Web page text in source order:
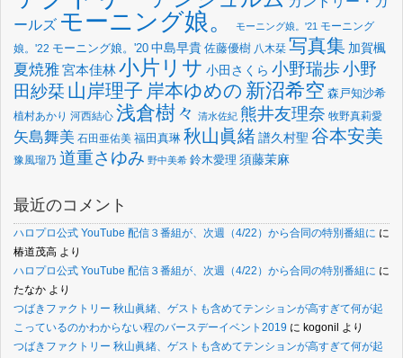
ールズ モーニング娘。 モーニング娘。'21 モーニング
娘。'22 モーニング娘。'20 中島早貴 佐藤優樹 八木栞 写真集 加賀楓
夏焼雅宮本佳林小片リサ 小田さくら 小野瑞歩小野
田紗栞 山岸理子 岸本ゆめの 新沼希空 森戸知沙希
植村あかり 河西結心 浅倉樹々 清水佐紀 熊井友理奈 牧野真莉愛
矢島舞美 石田亜佑美 福田真琳 秋山眞緒譜久村聖 谷本安美
豫風瑠乃 道重さゆみ 野中美希 鈴木愛理 須藤茉麻
最近のコメント
ハロプロ公式 YouTube 配信３番組が、次週（4/22）から合同の特別番組に に
椿道茂高 より
ハロプロ公式 YouTube 配信３番組が、次週（4/22）から合同の特別番組に に
たなか より
つばきファクトリー 秋山眞緒、ゲストも含めてテンションが高すぎて何が起
こっているのかわからない程のバースデーイベント2019 に kogonil より
つばきファクトリー 秋山眞緒、ゲストも含めてテンションが高すぎて何が起